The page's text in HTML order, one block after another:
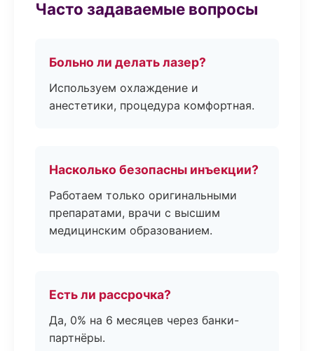
Часто задаваемые вопросы
Больно ли делать лазер?
Используем охлаждение и
анестетики, процедура комфортная.
Насколько безопасны инъекции?
Работаем только оригинальными
препаратами, врачи с высшим
медицинским образованием.
Есть ли рассрочка?
Да, 0% на 6 месяцев через банки-
партнёры.